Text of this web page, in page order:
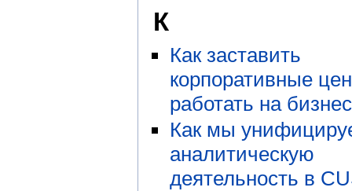
К
Как заставить
корпоративные
работать на
Как мы
аналитическую
деятельность в